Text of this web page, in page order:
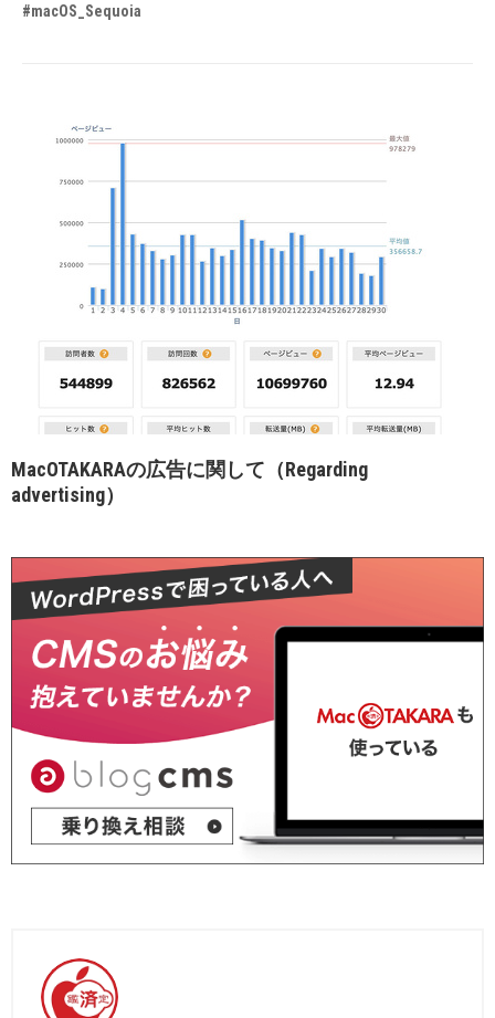
#macOS_Sequoia
MacOTAKARAの広告に関して（Regarding
advertising）